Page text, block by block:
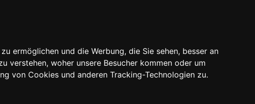
ermöglichen und die Werbung, die Sie sehen, besser an
verstehen, woher unsere Besucher kommen oder um
von Cookies und anderen Tracking-Technologien zu.